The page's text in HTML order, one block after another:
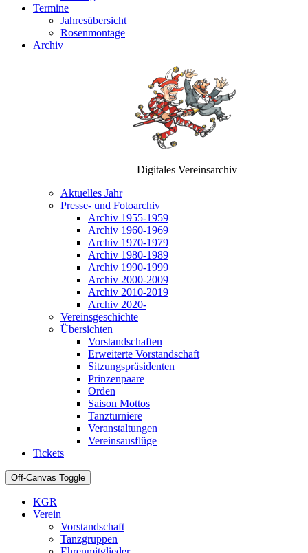
Termine
Jahresübersicht
Rosenmontage
Archiv
Digitales Vereinsarchiv
Aktuelles Jahr
Presse- und Fotoarchiv
Archiv 1955-1959
Archiv 1960-1969
Archiv 1970-1979
Archiv 1980-1989
Archiv 1990-1999
Archiv 2000-2009
Archiv 2010-2019
Archiv 2020-
Vereinsgeschichte
Übersichten
Vorstandschaften
Erweiterte Vorstandschaft
Sitzungspräsidenten
Prinzenpaare
Orden
Saison Mottos
Tanzturniere
Veranstaltungen
Vereinsausflüge
Tickets
Off-Canvas Toggle
KGR
Verein
Vorstandschaft
Tanzgruppen